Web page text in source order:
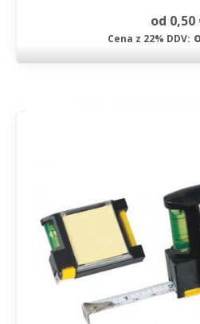
od 0,50
Cena z 22% DDV: